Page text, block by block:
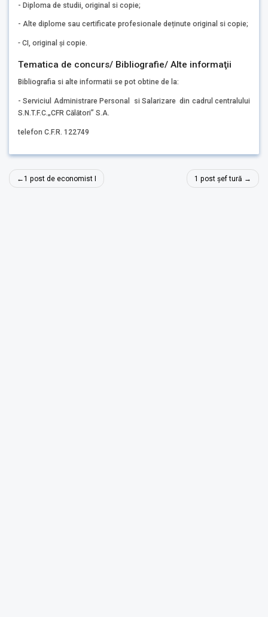
- Diploma de studii, original si copie;
- Alte diplome sau certificate profesionale deținute original si copie;
- CI, original și copie.
Tematica de concurs/ Bibliografie/ Alte informaţii
Bibliografia si alte informatii se pot obtine de la:
- Serviciul Administrare Personal si Salarizare din cadrul centralului
S.N.T.F.C.„CFR Călători” S.A.
telefon C.F.R. 122749
Navigare
în
1 post de economist I 1 post șef tură